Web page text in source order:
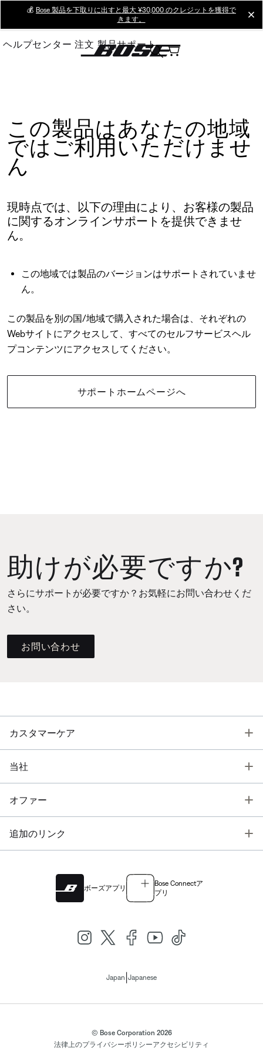
Main
💰 Bose 製品を下取りに出すと最大 ¥30,000 のクレジットを獲得で
きます。
ヘルプセンター 注文 製品サポート
この製品はあなたの地域
ではご利用いただけませ
ん
現時点では、以下の理由により、お客様の製品
に関するオンラインサポートを提供できませ
ん。
この地域では製品のバージョンはサポートされていませ
ん。
この製品を別の国/地域で購入された場合は、それぞれの
Webサイトにアクセスして、すべてのセルフサービスヘル
プコンテンツにアクセスしてください。
サポートホームページへ
助けが必要ですか?
さらにサポートが必要ですか？お気軽にお問い合わせくだ
さい。
お問い合わせ
カスタマーケア
当社
オファー
追加のリンク
ボーズアプリ
Bose Connectア
プリ
Japan Japanese
© Bose Corporation 2026
法律上のプライバシーポリシーアクセシビリティ